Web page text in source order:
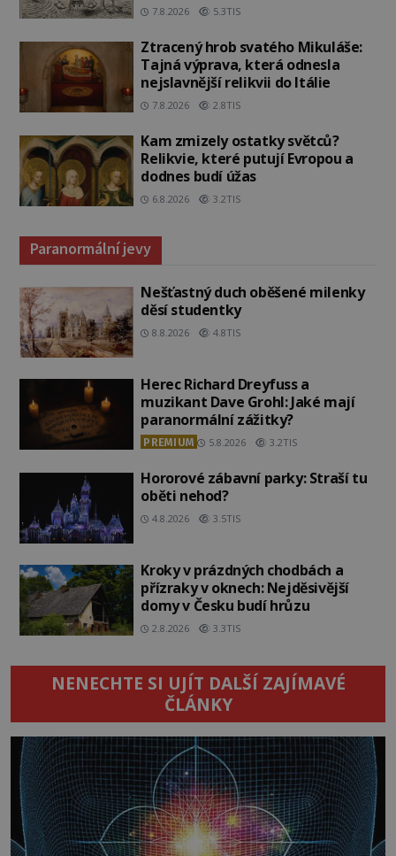
7.8.2026 5.3TIS
Ztracený hrob svatého Mikuláše:
Tajná výprava, která odnesla
nejslavnější relikvii do Itálie
7.8.2026 2.8TIS
Kam zmizely ostatky světců?
Relikvie, které putují Evropou a
dodnes budí úžas
6.8.2026 3.2TIS
Paranormální jevy
Nešťastný duch oběšené milenky
děsí studentky
8.8.2026 4.8TIS
Herec Richard Dreyfuss a
muzikant Dave Grohl: Jaké mají
paranormální zážitky?
PREMIUM 5.8.2026 3.2TIS
Hororové zábavní parky: Straší tu
oběti nehod?
4.8.2026 3.5TIS
Kroky v prázdných chodbách a
přízraky v oknech: Nejděsivější
domy v Česku budí hrůzu
2.8.2026 3.3TIS
NENECHTE SI UJÍT DALŠÍ ZAJÍMAVÉ
ČLÁNKY